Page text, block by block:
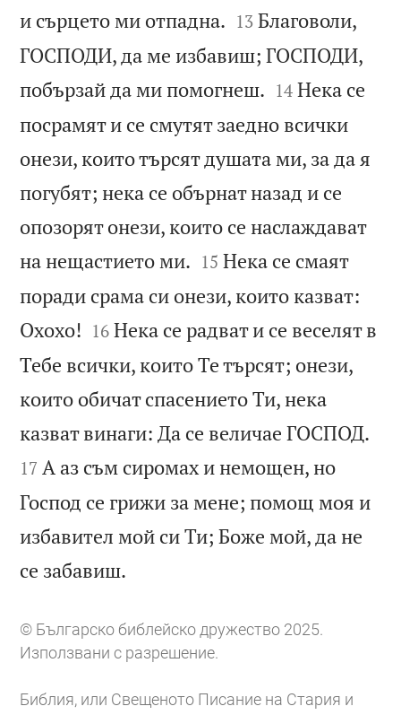
и сърцето ми отпадна. 

13 Благоволи,
ГОСПОДИ, да ме избавиш; ГОСПОДИ,
побързай да ми помогнеш. 

14 Нека се
посрамят и се смутят заедно всички
онези, които търсят душата ми, за да я
погубят; нека се обърнат назад и се
опозорят онези, които се наслаждават
на нещастието ми. 

15 Нека се смаят
поради срама си онези, които казват:
Охохо! 

16 Нека се радват и се веселят в
Тебе всички, които Те търсят; онези,
които обичат спасението Ти, нека
казват винаги: Да се величае ГОСПОД.
17 А аз съм сиромах и немощен, но
Господ се грижи за мене; помощ моя и
избавител мой си Ти; Боже мой, да не
се забавиш.
© Българско библейско дружество 2025.
Използвани с разрешение.
Библия, или Свещеното Писание на Стария и